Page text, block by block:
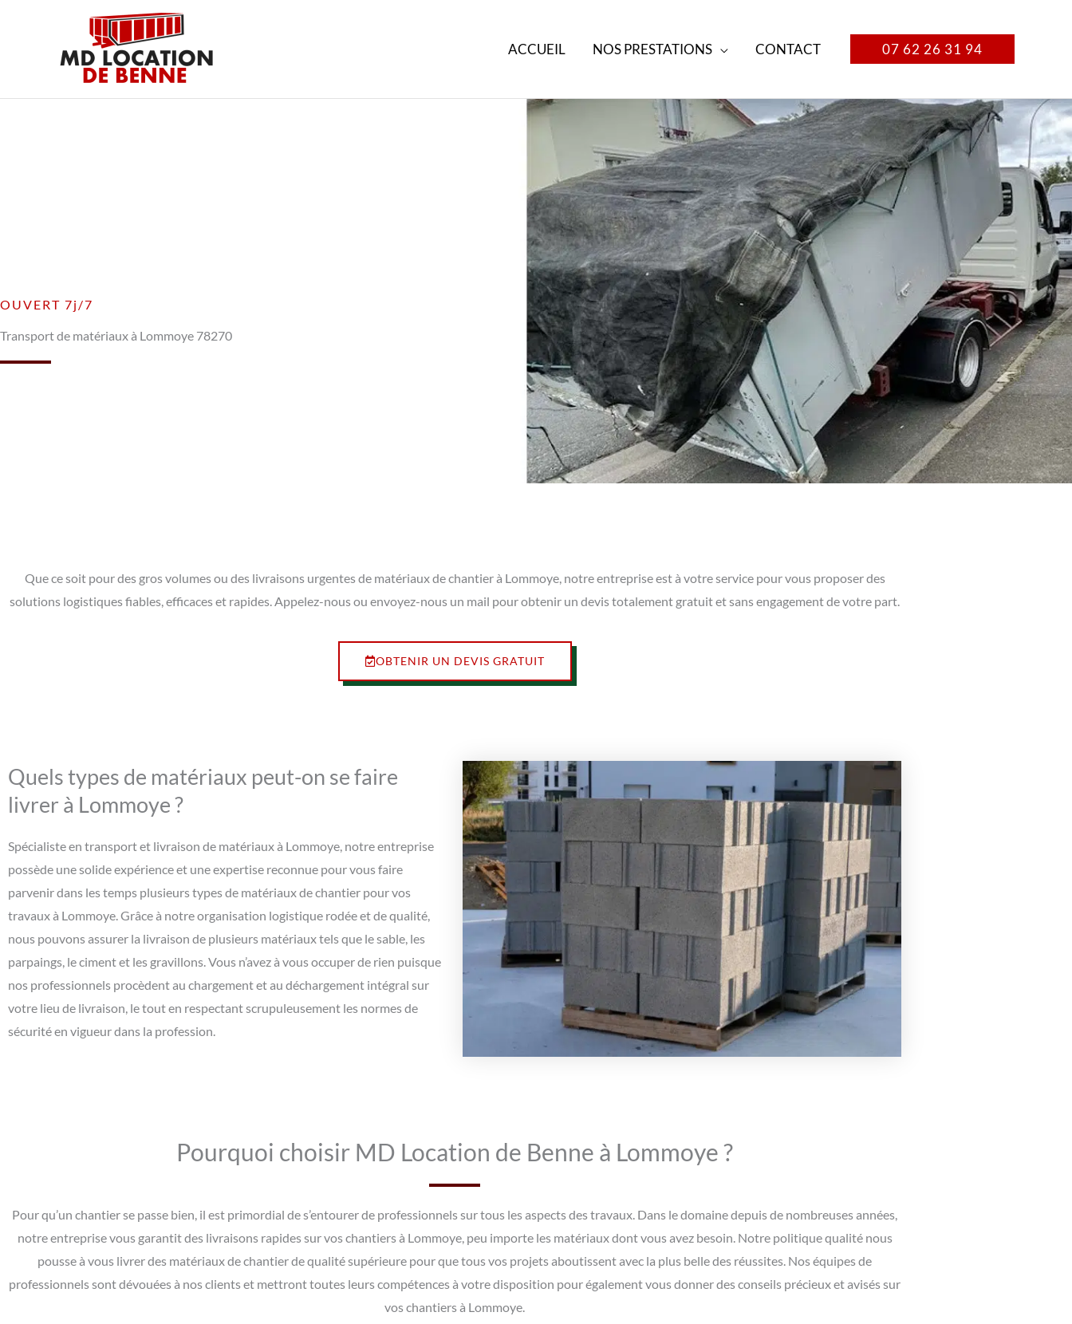
ACCUEIL NOS PRESTATIONS CONTACT 07 62 26 31 94
OUVERT 7j/7
Transport de matériaux à Lommoye 78270
Que ce soit pour des gros volumes ou des livraisons urgentes de matériaux de chantier à Lommoye, notre entreprise est à votre service pour vous proposer des
solutions logistiques fiables, efficaces et rapides. Appelez-nous ou envoyez-nous un mail pour obtenir un devis totalement gratuit et sans engagement de votre part.
OBTENIR UN DEVIS GRATUIT
Quels types de matériaux peut-on se faire
livrer à Lommoye ?
Spécialiste en transport et livraison de matériaux à Lommoye, notre entreprise
possède une solide expérience et une expertise reconnue pour vous faire
parvenir dans les temps plusieurs types de matériaux de chantier pour vos
travaux à Lommoye. Grâce à notre organisation logistique rodée et de qualité,
nous pouvons assurer la livraison de plusieurs matériaux tels que le sable, les
parpaings, le ciment et les gravillons. Vous n’avez à vous occuper de rien puisque
nos professionnels procèdent au chargement et au déchargement intégral sur
votre lieu de livraison, le tout en respectant scrupuleusement les normes de
sécurité en vigueur dans la profession.
Pourquoi choisir MD Location de Benne à Lommoye ?
Pour qu’un chantier se passe bien, il est primordial de s’entourer de professionnels sur tous les aspects des travaux. Dans le domaine depuis de nombreuses années,
notre entreprise vous garantit des livraisons rapides sur vos chantiers à Lommoye, peu importe les matériaux dont vous avez besoin. Notre politique qualité nous
pousse à vous livrer des matériaux de chantier de qualité supérieure pour que tous vos projets aboutissent avec la plus belle des réussites. Nos équipes de
professionnels sont dévouées à nos clients et mettront toutes leurs compétences à votre disposition pour également vous donner des conseils précieux et avisés sur
vos chantiers à Lommoye.